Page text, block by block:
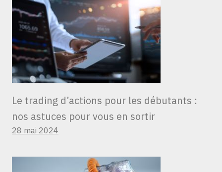
Le trading d’actions pour les débutants :
nos astuces pour vous en sortir
28 mai 2024